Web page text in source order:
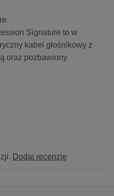
Signature to w
kabel głośnikowy z
oraz pozbawiony
Dodaj recenzję